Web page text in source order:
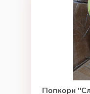
Попкорн